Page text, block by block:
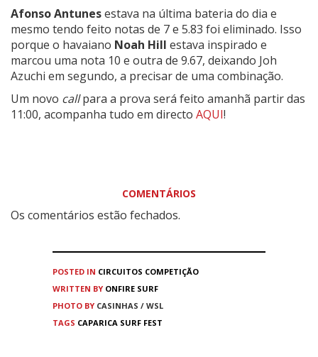
Afonso Antunesestava na última bateria do dia e
mesmo tendo feito notas de 7 e 5.83 foi eliminado. Isso
porque o havaiano Noah Hill estava inspirado e
marcou uma nota 10 e outra de 9.67, deixando Joh
Azuchi em segundo, a precisar de uma combinação.
Um novo callpara a prova será feito amanhã partir das
11:00, acompanha tudo em directo AQUI!
COMENTÁRIOS
Os comentários estão fechados.
POSTED IN CIRCUITOS COMPETIÇÃO
WRITTEN BY ONFIRE SURF
PHOTO BY CASINHAS / WSL
TAGS CAPARICA SURF FEST